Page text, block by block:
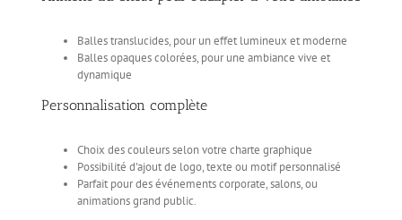
Balles translucides, pour un effet lumineux et moderne
Balles opaques colorées, pour une ambiance vive et
dynamique
Personnalisation complète
Choix des couleurs selon votre charte graphique
Possibilité d’ajout de logo, texte ou motif personnalisé
Parfait pour des événements corporate, salons, ou
animations grand public.